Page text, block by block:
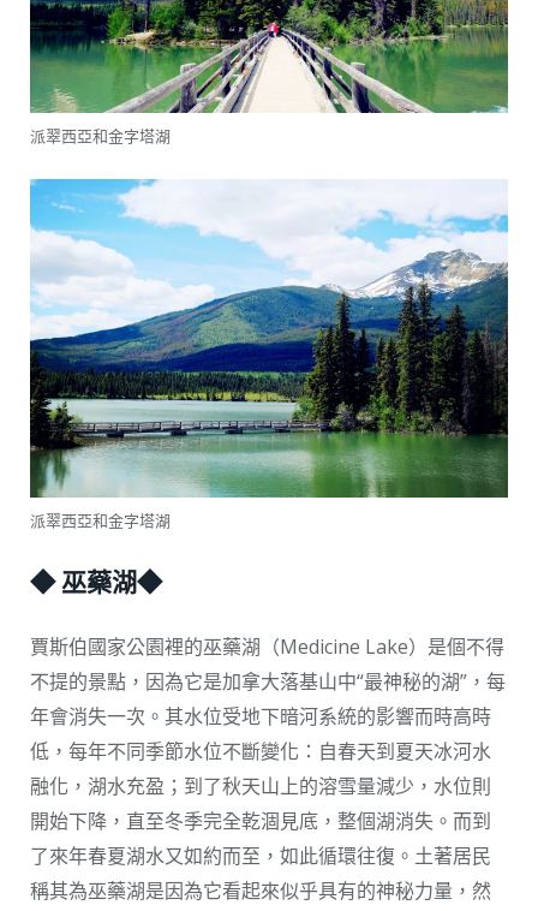
派翠西亞和金字塔湖
派翠西亞和金字塔湖
◆ 巫藥湖◆
賈斯伯國家公園裡的巫藥湖（Medicine Lake）是個不得
不提的景點，因為它是加拿大落基山中“最神秘的湖”，每
年會消失一次。其水位受地下暗河系統的影響而時高時
低，每年不同季節水位不斷變化：自春天到夏天冰河水
融化，湖水充盈；到了秋天山上的溶雪量減少，水位則
開始下降，直至冬季完全乾涸見底，整個湖消失。而到
了來年春夏湖水又如約而至，如此循環往復。土著居民
稱其為巫藥湖是因為它看起來似乎具有的神秘力量，然